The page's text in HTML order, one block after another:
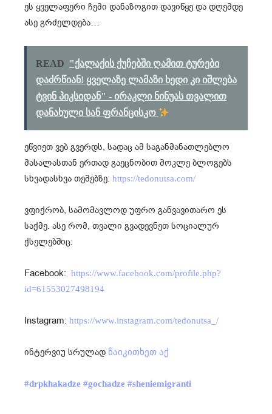
ეს ყველაფერი ჩემი დანაზოგით დავიწყე და დღემდე
ასე გრძელდება…
READ
"ქალაქის ქუჩებში ღამით ტურები
დაძრწიან! ყველაზე ლამაზი ხედი კი იშლება
ტვინ პიკსიდან" - ირაკლი ნინუას თვალით
დანახული სან ფრანცისკო
ეწვიეთ ვებ გვერდს, სადაც ამ საგანმანათლებლო
მასალასთან ერთად გაეცნობით მოკლე ბლოგებს
სხვადასხვა თემებზე: https://tedonutsa.com/
ვფიქრობ, სამომავლოდ უფრო განვავითარო ეს
საქმე. ასე რომ, თვალი გვადევნეთ სოციალურ
ქსელებშიც:
Facebook: https://www.facebook.com/profile.php?
id=61553027498194
Instagram: https://www.instagram.com/tedonutsa_/
ინტერვიუ სრულად წაიკითხეთ აქ
#drpkhakadze #gochadze #sheniemigranti